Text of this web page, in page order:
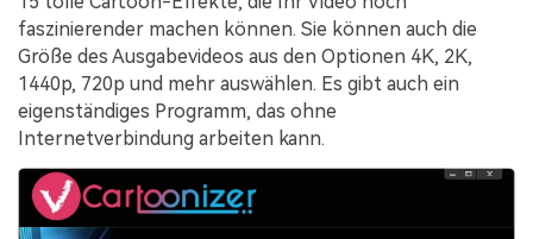
faszinierender machen können. Sie können auch die
Größe des Ausgabevideos aus den Optionen 4K, 2K,
1440p, 720p und mehr auswählen. Es gibt auch ein
eigenständiges Programm, das ohne
Internetverbindung arbeiten kann.